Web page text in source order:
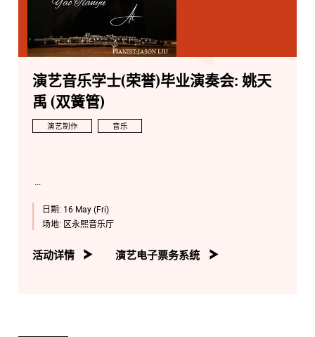
演艺音乐学士(荣誉)毕业演奏会: 姚天
禹 (双簧管)
演艺制作 音乐
日期: 16 May (Fri)
场地: 区永熙音乐厅
活动详情 演艺电子票务系统